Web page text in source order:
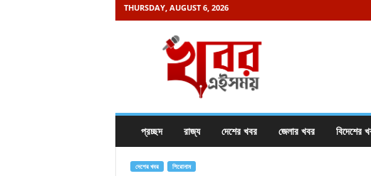
THURSDAY, AUGUST 6, 2026
প্রচ্ছদ রাজ্য দেশের খবর জেলার খবর বিদেশের
দেশের খবর শিরোনাম